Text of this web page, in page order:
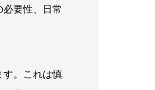
要性、日常
す。これは慎